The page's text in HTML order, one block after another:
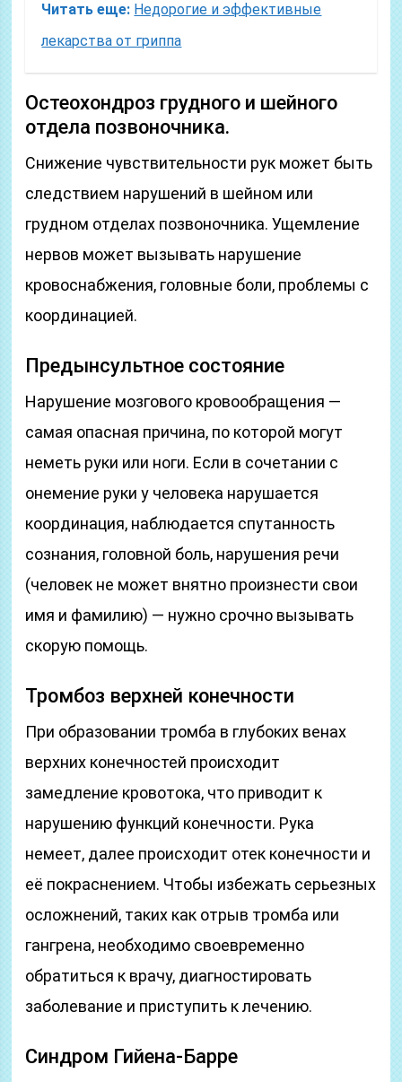
Читать еще: Недорогие и эффективные
лекарства от гриппа
Остеохондроз грудного и шейного
отдела позвоночника.
Снижение чувствительности рук может быть
следствием нарушений в шейном или
грудном отделах позвоночника. Ущемление
нервов может вызывать нарушение
кровоснабжения, головные боли, проблемы с
координацией.
Предынсультное состояние
Нарушение мозгового кровообращения —
самая опасная причина, по которой могут
неметь руки или ноги. Если в сочетании с
онемение руки у человека нарушается
координация, наблюдается спутанность
сознания, головной боль, нарушения речи
(человек не может внятно произнести свои
имя и фамилию) — нужно срочно вызывать
скорую помощь.
Тромбоз верхней конечности
При образовании тромба в глубоких венах
верхних конечностей происходит
замедление кровотока, что приводит к
нарушению функций конечности. Рука
немеет, далее происходит отек конечности и
её покраснением. Чтобы избежать серьезных
осложнений, таких как отрыв тромба или
гангрена, необходимо своевременно
обратиться к врачу, диагностировать
заболевание и приступить к лечению.
Синдром Гийена-Барре